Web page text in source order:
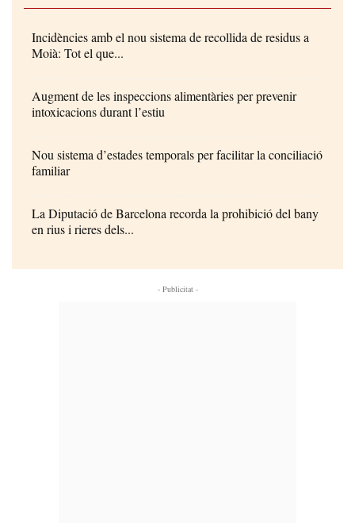
Incidències amb el nou sistema de recollida de residus a
Moià: Tot el que...
Augment de les inspeccions alimentàries per prevenir
intoxicacions durant l’estiu
Nou sistema d’estades temporals per facilitar la conciliació
familiar
La Diputació de Barcelona recorda la prohibició del bany
en rius i rieres dels...
- Publicitat -